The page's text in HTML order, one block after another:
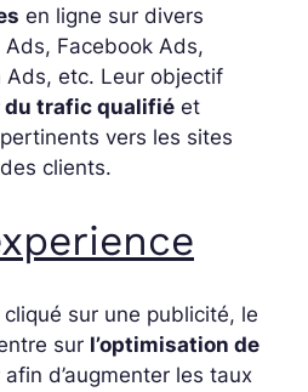
en ligne sur divers
Facebook Ads,
Ads, etc. Leur objectif
du trafic qualifié et
vers les sites
clients.
sur une publicité, le
sur l’optimisation de
afin d’augmenter les taux